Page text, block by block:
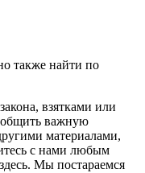
также найти по
взятками или
важную
материалами,
с нами любым
Мы постараемся